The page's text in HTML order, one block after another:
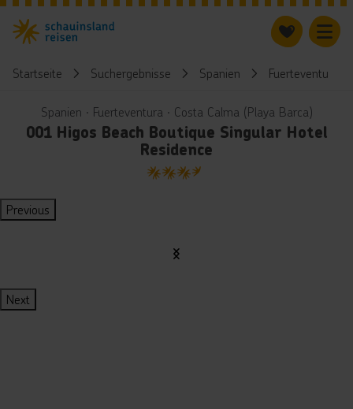
Startseite Suchergebnisse Spanien Fuerteventura
Spanien ∙ Fuerteventura ∙ Costa Calma (Playa Barca)
001 Higos Beach Boutique Singular Hotel
Residence
3.5
Previous
Next